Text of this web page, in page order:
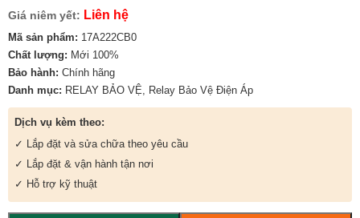
Giá niêm yết: Liên hệ
Mã sản phẩm: 17A222CB0
Chất lượng: Mới 100%
Bảo hành: Chính hãng
Danh mục: RELAY BẢO VỆ, Relay Bảo Vệ Điện Áp
Dịch vụ kèm theo:
✓ Lắp đặt và sửa chữa theo yêu cầu
✓ Lắp đặt & vận hành tận nơi
✓ Hỗ trợ kỹ thuật